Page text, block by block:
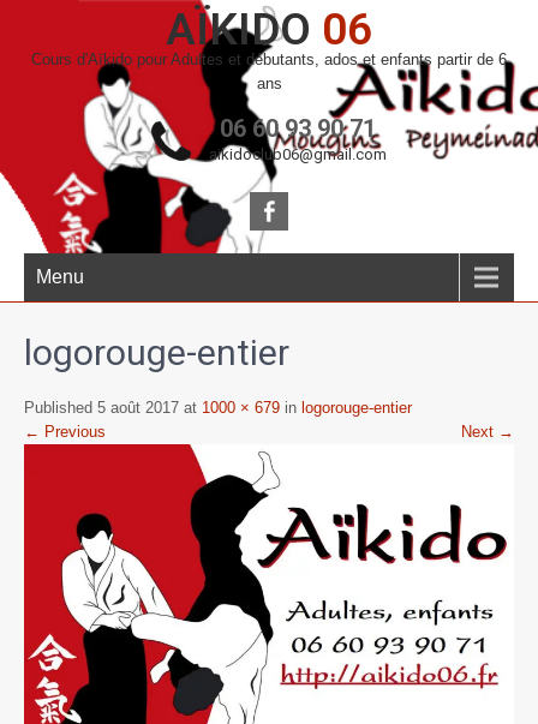
AÏKIDO 06
Cours d'Aïkido pour Adultes et débutants, ados et enfants partir de 6
ans
06 60 93 90 71
aikidoclub06@gmail.com
Menu
logorouge-entier
Published 5 août 2017 at 1000 × 679 in logorouge-entier
← Previous
Next →